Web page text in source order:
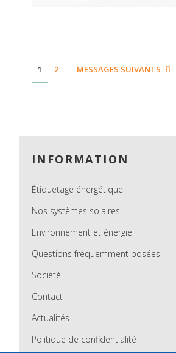
PAGE
1 PAGE
2 MESSAGES SUIVANTS
Footer
INFORMATION
Étiquetage énergétique
Nos systèmes solaires
Environnement et énergie
Questions fréquemment posées
Société
Contact
Actualités
Politique de confidentialité